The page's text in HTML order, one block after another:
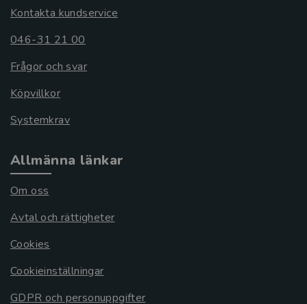
Kontakta kundservice
046-31 21 00
Frågor och svar
Köpvillkor
Systemkrav
Allmänna länkar
Om oss
Avtal och rättigheter
Cookies
Cookieinställningar
GDPR och personuppgifter